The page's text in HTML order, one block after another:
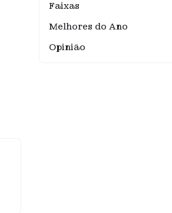
Faixas
Melhores do Ano
Opinião